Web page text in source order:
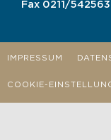
Fax 0211/
IMPRESSUM
COOKIE-